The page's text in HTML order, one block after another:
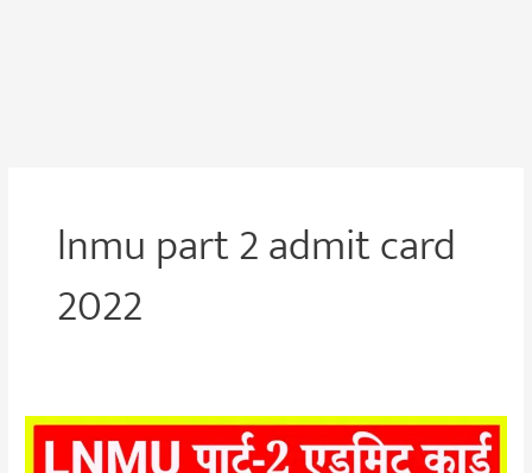
lnmu part 2 admit card
2022
LNMU